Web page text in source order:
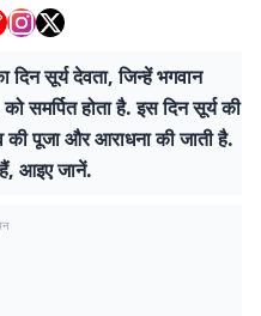
सूर्य देवता, जिन्हें भगवान
समर्पित होता है. इस दिन सूर्य की
की पूजा और आराधना की जाती है.
आइए जानें.